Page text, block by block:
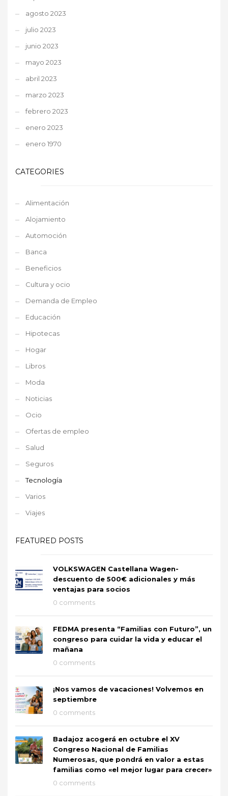
agosto 2023
julio 2023
junio 2023
mayo 2023
abril 2023
marzo 2023
febrero 2023
enero 2023
enero 1970
CATEGORIES
Alimentación
Alojamiento
Automoción
Banca
Beneficios
Cultura y ocio
Demanda de Empleo
Educación
Hipotecas
Hogar
Libros
Moda
Noticias
Ocio
Ofertas de empleo
Salud
Seguros
Tecnología
Varios
Viajes
FEATURED POSTS
VOLKSWAGEN Castellana Wagen-
descuento de 500€ adicionales y más
ventajas para socios
0 comments
FEDMA presenta “Familias con Futuro”, un
congreso para cuidar la vida y educar el
mañana
0 comments
¡Nos vamos de vacaciones! Volvemos en
septiembre
0 comments
Badajoz acogerá en octubre el XV
Congreso Nacional de Familias
Numerosas, que pondrá en valor a estas
familias como «el mejor lugar para crecer»
0 comments